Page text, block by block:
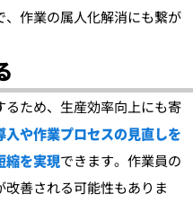
作業の属人化解消にも繋が
ため、生産効率向上にも寄
入や作業プロセスの見直しを
縮を実現できます。 作業員の
善される可能性もありま